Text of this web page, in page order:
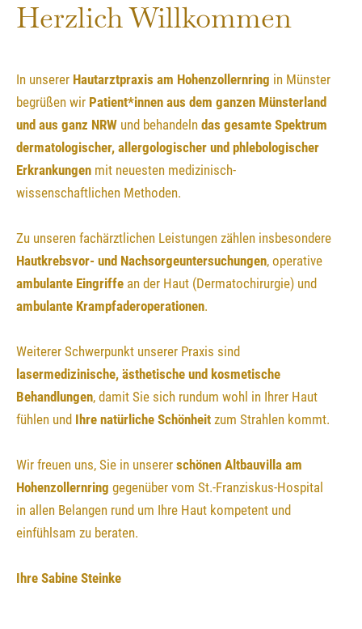
Herzlich Willkommen
In unserer Hautarztpraxis am Hohenzollernring in Münster
begrüßen wirPatient*innen aus dem ganzen Münsterland
und aus ganz NRWund behandeln das gesamte Spektrum
dermatologischer, allergologischer und phlebologischer
Erkrankungenmit neuesten medizinisch-
wissenschaftlichen Methoden.
Zu unseren fachärztlichen Leistungen zählen insbesondere
Hautkrebsvor- und Nachsorgeuntersuchungen, operative
ambulante Eingriffean der Haut (Dermatochirurgie) und
ambulante Krampfaderoperationen.
Weiterer Schwerpunkt unserer Praxis sind
lasermedizinische, ästhetische und kosmetische
Behandlungen, damit Sie sich rundum wohl in Ihrer Haut
fühlen und Ihre natürliche Schönheit zum Strahlen kommt.
Wir freuen uns, Sie in unsererschönen Altbauvilla am
Hohenzollernring gegenüber vom St.-Franziskus-Hospital
in allen Belangen rund um Ihre Haut kompetent und
einfühlsam zu beraten.
Ihre Sabine Steinke